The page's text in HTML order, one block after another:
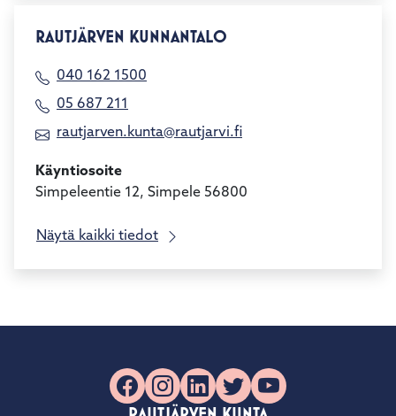
RAUTJÄRVEN KUNNANTALO
040 162 1500
05 687 211
rautjarven.kunta@rautjarvi.fi
Käyntiosoite
Simpeleentie 12, Simpele 56800
Näytä kaikki tiedot
Facebook
Instagram
LinkedIn
X YouTube